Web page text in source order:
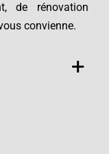
de rénovation
convienne.